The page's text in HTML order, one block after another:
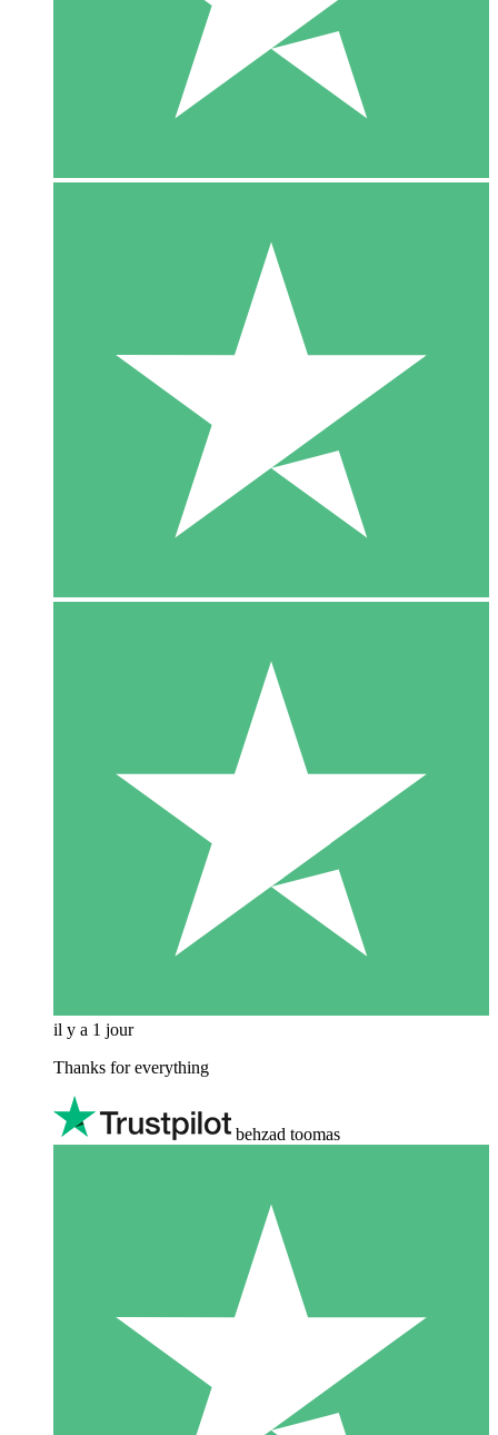
il y a 1 jour
Thanks for everything
behzad toomas